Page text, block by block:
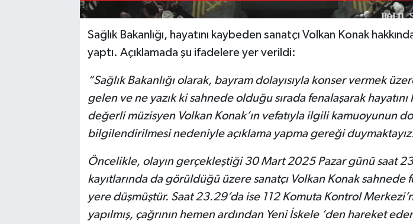
Sağlık Bakanlığı, hayatını kaybeden sanatçı Volkan Konak
yaptı. Açıklamada şu ifadelere yer verildi:
“Sağlık Bakanlığı olarak, bayram dolayısıyla konser vermek
gelen ve ne yazık ki sahnede olduğu sırada fenalaşarak
değerli müzisyen Volkan Konak’ın vefatıyla ilgili kamuoyunun
bilgilendirilmesi nedeniyle açıklama yapma gereği
Öncelikle, olayın gerçekleştiği 30 Mart 2025 Pazar günü saat
kayıtlarında da görüldüğü üzere sanatçı Volkan Konak sahnede
yere düşmüştür. Saat 23.29’da ise 112 Komuta Kontrol
yapılmış, çağrının hemen ardından Yeni İskele ‘den hareket